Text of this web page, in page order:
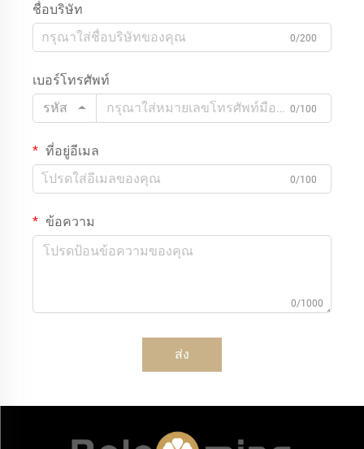
ชื่อบริษัท
0/200
เบอร์โทรศัพท์
รหัส
0/100
ที่อยู่อีเมล
0/100
ข้อความ
0/1000
ส่ง